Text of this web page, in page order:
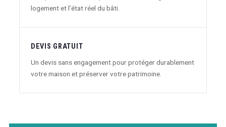
logement et l’état réel du bâti.
DEVIS GRATUIT
Un devis sans engagement pour protéger durablement
votre maison et préserver votre patrimoine.